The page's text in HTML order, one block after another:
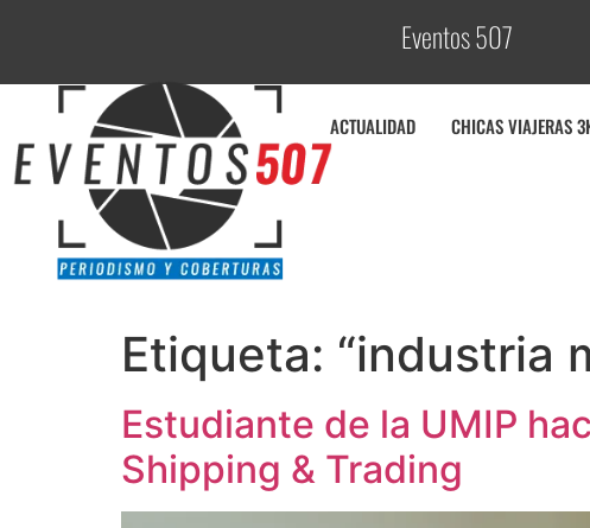
Eventos 507C
ACTUALIDAD CHICAS VIAJERAS
Etiqueta: “industria
Estudiante de la UMIP
Shipping & Trading